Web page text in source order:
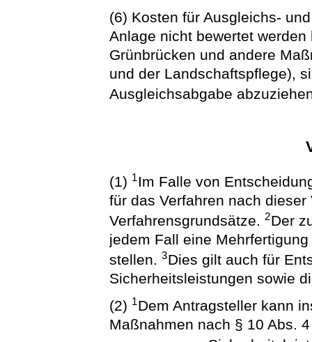
(6) Kosten für Ausgleichs-
Anlage nicht bewertet
Grünbrücken und andere
und der Landschaftspflege),
Ausgleichsabgabe
(1) 1 Im Falle von
für das Verfahren nach
Verfahrensgrundsätze.2Der
jedem Fall eine
stellen.3Dies gilt auch für
Sicherheitsleistungen sowie
(2) 1Dem Antragsteller kann
Maßnahmen nach § 10 Abs.